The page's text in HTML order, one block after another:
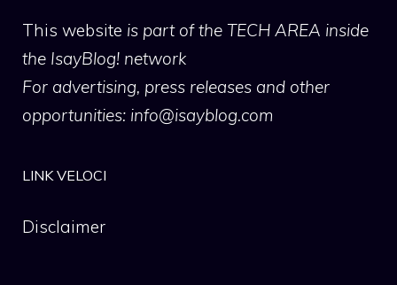
This website is part of the TECH AREA inside
the IsayBlog! network
For advertising, press releases and other
opportunities: info@isayblog.com
LINK VELOCI
Disclaimer